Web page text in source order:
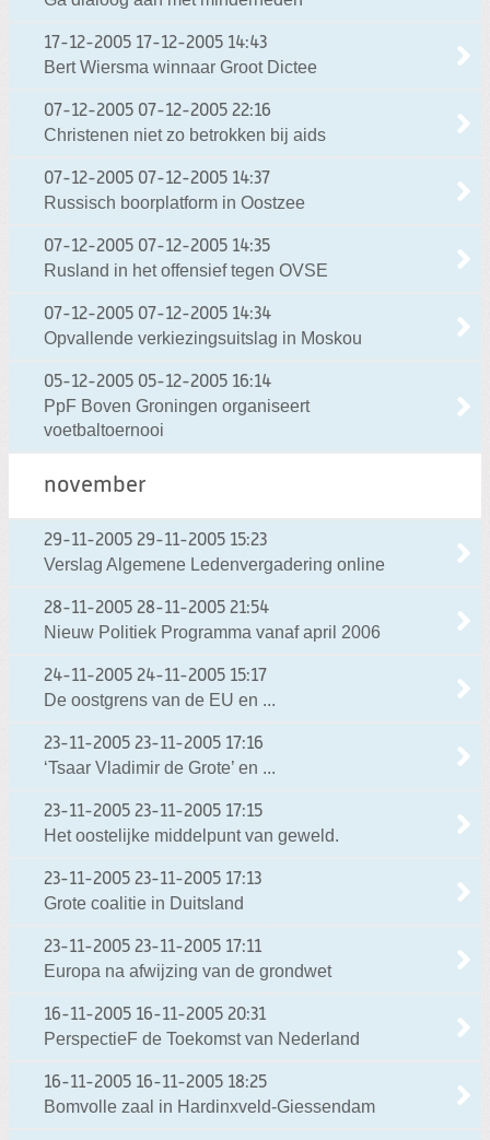
17-12-2005 17-12-2005 14:43
Bert Wiersma winnaar Groot Dictee
07-12-2005 07-12-2005 22:16
Christenen niet zo betrokken bij aids
07-12-2005 07-12-2005 14:37
Russisch boorplatform in Oostzee
07-12-2005 07-12-2005 14:35
Rusland in het offensief tegen OVSE
07-12-2005 07-12-2005 14:34
Opvallende verkiezingsuitslag in Moskou
05-12-2005 05-12-2005 16:14
PpF Boven Groningen organiseert
voetbaltoernooi
november
29-11-2005 29-11-2005 15:23
Verslag Algemene Ledenvergadering online
28-11-2005 28-11-2005 21:54
Nieuw Politiek Programma vanaf april 2006
24-11-2005 24-11-2005 15:17
De oostgrens van de EU en ...
23-11-2005 23-11-2005 17:16
‘Tsaar Vladimir de Grote’ en ...
23-11-2005 23-11-2005 17:15
Het oostelijke middelpunt van geweld.
23-11-2005 23-11-2005 17:13
Grote coalitie in Duitsland
23-11-2005 23-11-2005 17:11
Europa na afwijzing van de grondwet
16-11-2005 16-11-2005 20:31
PerspectieF de Toekomst van Nederland
16-11-2005 16-11-2005 18:25
Bomvolle zaal in Hardinxveld-Giessendam